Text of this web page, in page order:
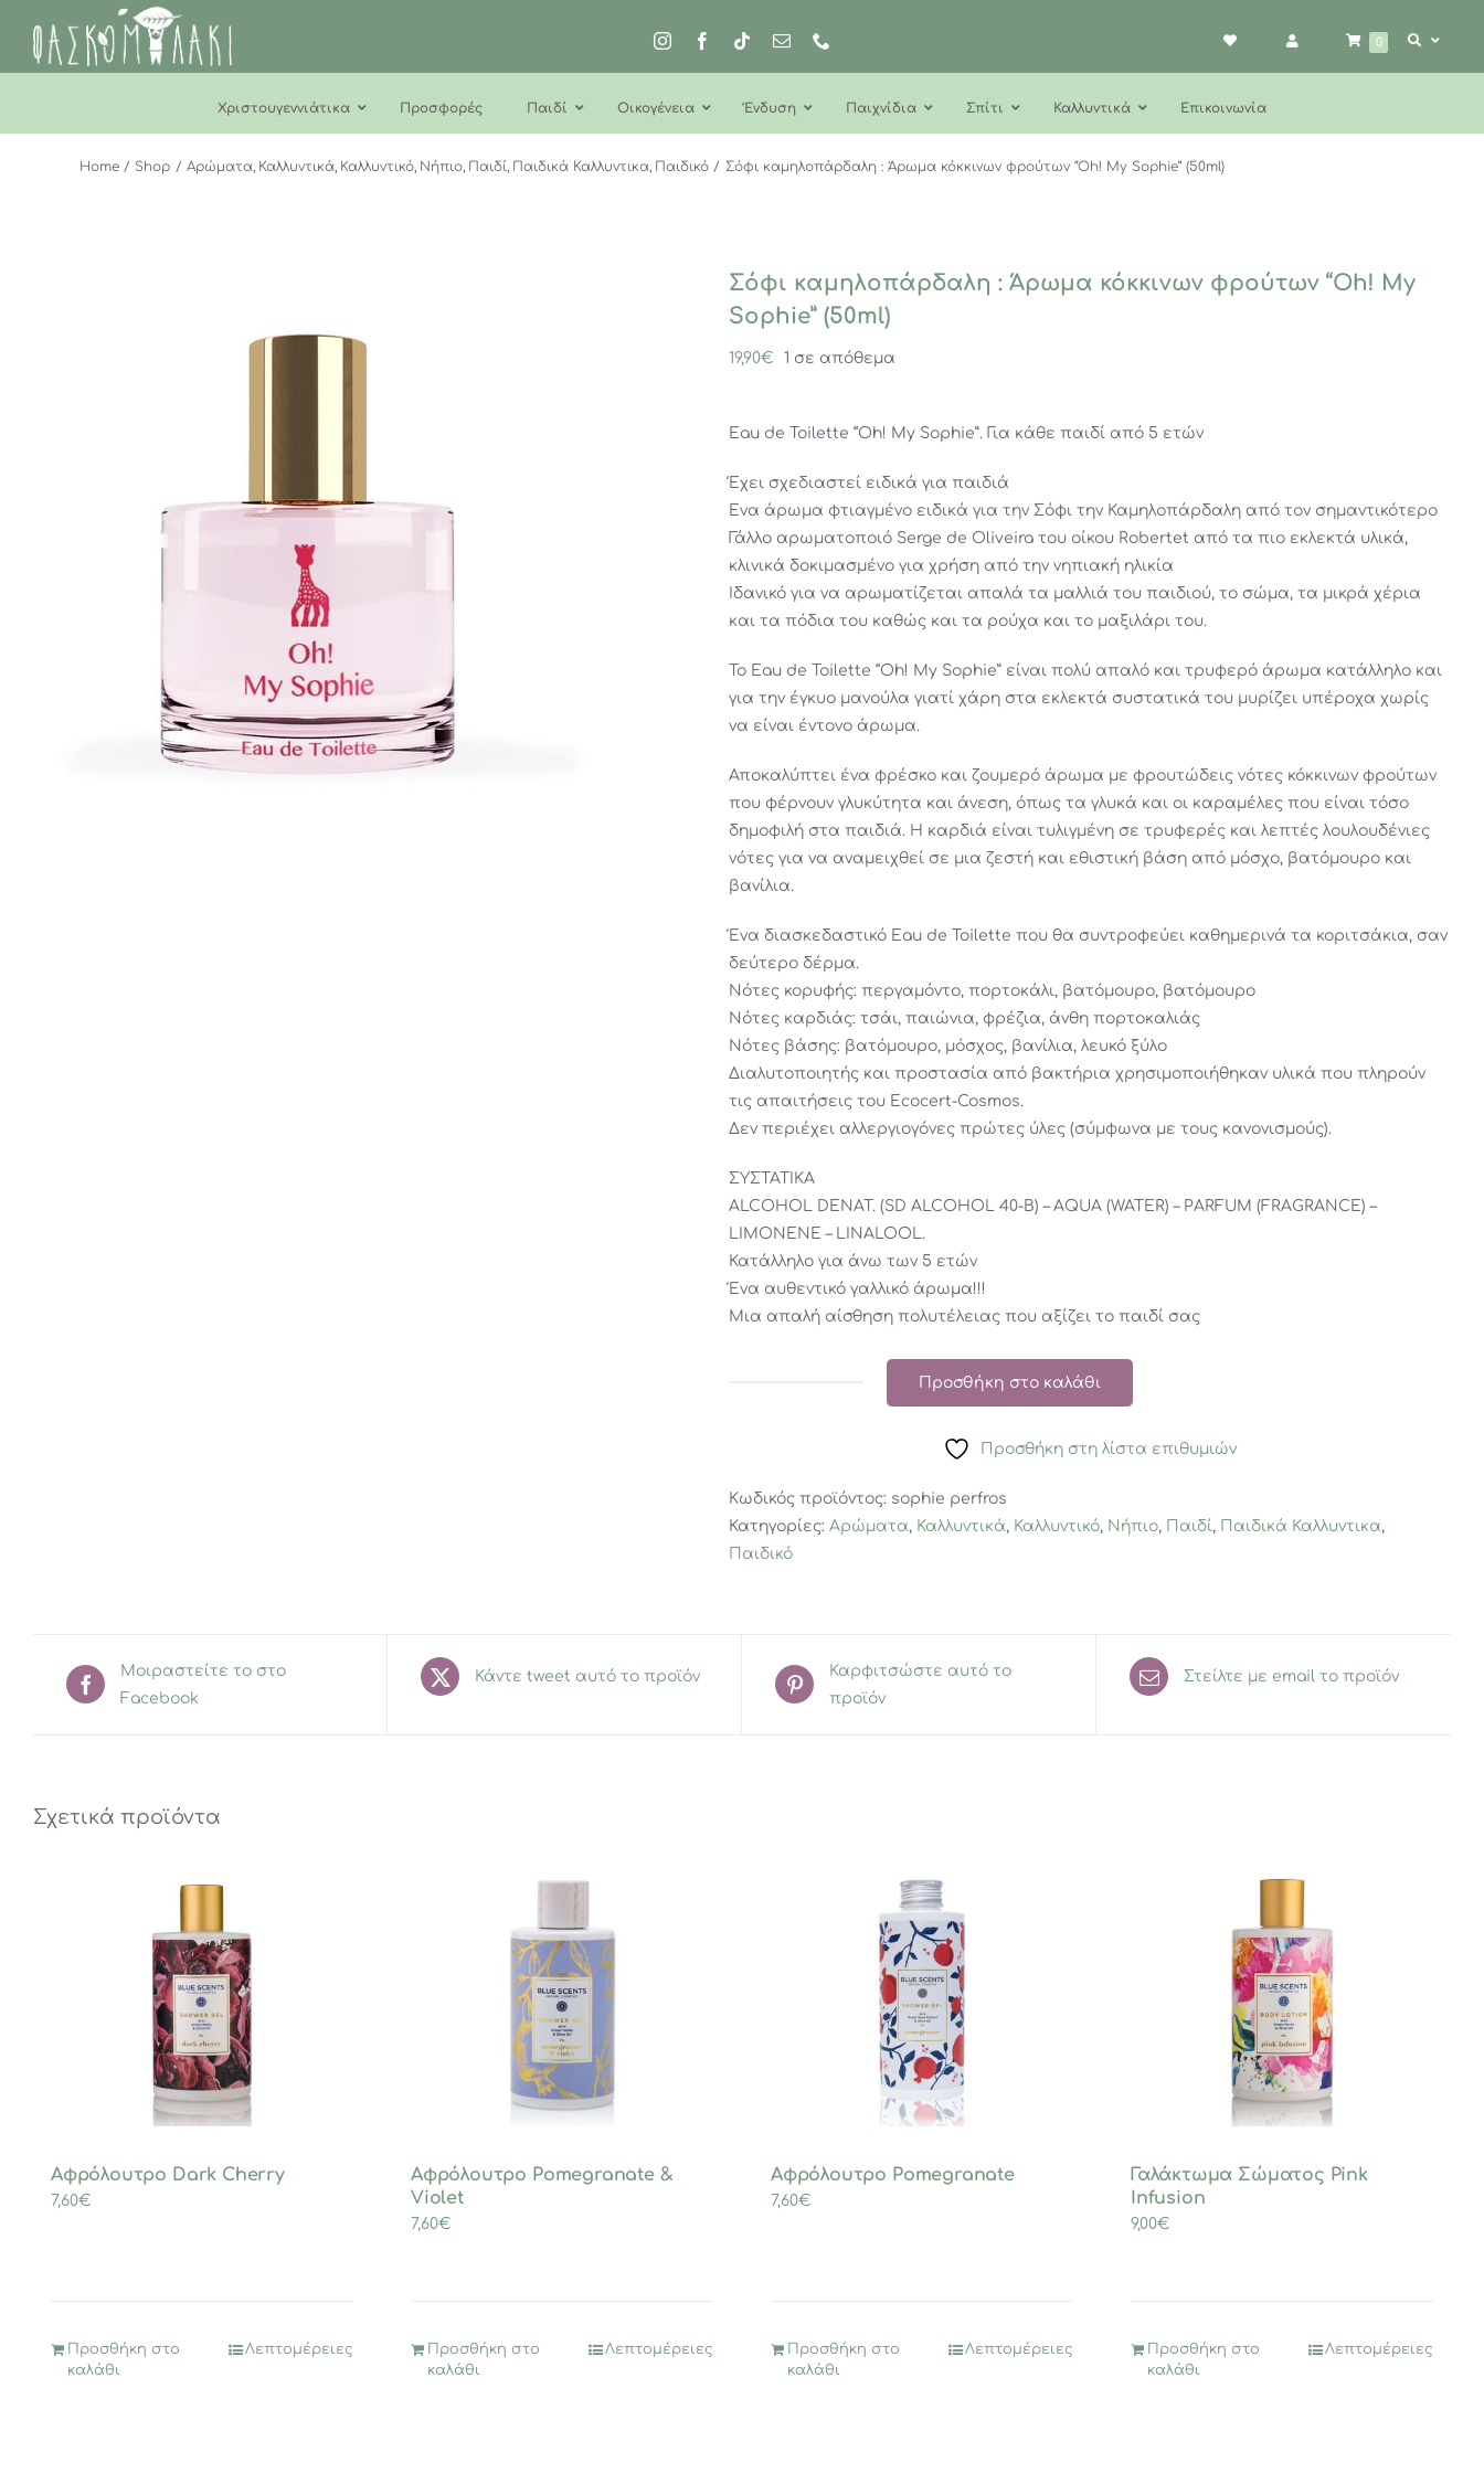
περιεχόμενο
0
Χριστουγεννιάτικα Προσφορές Παιδί Οικογένεια Ένδυση Παιχνίδια Σπίτι Καλλυντικά Επικοινωνία
Home Shop Αρώματα Καλλυντικά Καλλυντικό Νήπιο Παιδί Παιδικά Καλλυντικα Παιδικό Σόφι καμηλοπάρδαλη : Άρωμα κόκκινων φρούτων “Oh! My Sophie” (50ml)
Σόφι καμηλοπάρδαλη : Άρωμα κόκκινων φρούτων “Oh! My
Sophie” (50ml)
19,90€ 1 σε απόθεμα
Eau de Toilette “Oh! My Sophie”. Για κάθε παιδί από 5 ετών
Έχει σχεδιαστεί ειδικά για παιδιά
Ενα άρωμα φτιαγμένο ειδικά για την Σόφι την Καμηλοπάρδαλη από τον σημαντικότερο
Γάλλο αρωματοποιό Serge de Oliveira του οίκου Robertet από τα πιο εκλεκτά υλικά,
κλινικά δοκιμασμένο για χρήση από την νηπιακή ηλικία
Ιδανικό για να αρωματίζεται απαλά τα μαλλιά του παιδιού, το σώμα, τα μικρά χέρια
και τα πόδια του καθώς και τα ρούχα και το μαξιλάρι του.
Το Eau de Toilette “Oh! My Sophie” είναι πολύ απαλό και τρυφερό άρωμα κατάλληλο και
για την έγκυο μανούλα γιατί χάρη στα εκλεκτά συστατικά του μυρίζει υπέροχα χωρίς
να είναι έντονο άρωμα.
Αποκαλύπτει ένα φρέσκο και ζουμερό άρωμα με φρουτώδεις νότες κόκκινων φρούτων
που φέρνουν γλυκύτητα και άνεση, όπως τα γλυκά και οι καραμέλες που είναι τόσο
δημοφιλή στα παιδιά. Η καρδιά είναι τυλιγμένη σε τρυφερές και λεπτές λουλουδένιες
νότες για να αναμειχθεί σε μια ζεστή και εθιστική βάση από μόσχο, βατόμουρο και
βανίλια.
Ένα διασκεδαστικό Eau de Toilette που θα συντροφεύει καθημερινά τα κοριτσάκια, σαν
δεύτερο δέρμα.
Νότες κορυφής: περγαμόντο, πορτοκάλι, βατόμουρο, βατόμουρο
Νότες καρδιάς: τσάι, παιώνια, φρέζια, άνθη πορτοκαλιάς
Νότες βάσης: βατόμουρο, μόσχος, βανίλια, λευκό ξύλο
Διαλυτοποιητής και προστασία από βακτήρια χρησιμοποιήθηκαν υλικά που πληρούν
τις απαιτήσεις του Ecocert-Cosmos.
Δεν περιέχει αλλεργιογόνες πρώτες ύλες (σύμφωνα με τους κανονισμούς).
ΣΥΣΤΑΤΙΚΑ
ALCOHOL DENAT. (SD ALCOHOL 40-B) – AQUA (WATER) – PARFUM (FRAGRANCE) –
LIMONENE – LINALOOL.
Κατάλληλο για άνω των 5 ετών
Ένα αυθεντικό γαλλικό άρωμα!!!
Μια απαλή αίσθηση πολυτέλειας που αξίζει το παιδί σας
κόκκινων
φρούτων
ποσότητα
Προσθήκη στο καλάθι
Προσθήκη στη λίστα επιθυμιών
Κωδικός προϊόντος: sophie perfros
Κατηγορίες: Αρώματα, Καλλυντικά, Καλλυντικό, Νήπιο, Παιδί , Παιδικά Καλλυντικα,
Παιδικό
Μοιραστείτε το στο
Facebook
Κάντε tweet αυτό το προϊόν
Καρφιτσώστε αυτό το
προϊόν
Στείλτε με email το προϊόν
Σχετικά προϊόντα
Αφρόλουτρο Dark Cherry
7,60€
Προσθήκη στο
καλάθι
Λεπτομέρειες
Αφρόλουτρο Pomegranate &
Violet
7,60€
Προσθήκη στο
καλάθι
Λεπτομέρειες
Αφρόλουτρο Ρomegranate
7,60€
Προσθήκη στο
καλάθι
Λεπτομέρειες
Γαλάκτωμα Σώματος Pink
Infusion
9,00€
Προσθήκη στο
καλάθι
Λεπτομέρειες